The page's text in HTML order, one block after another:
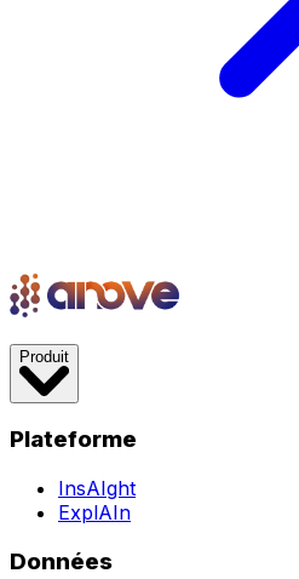
Produit
Plateforme
InsAIght
ExplAIn
Données